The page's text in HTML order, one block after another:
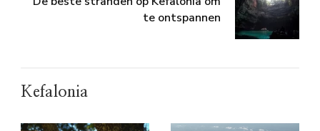
te ontspannen
Kefalonia